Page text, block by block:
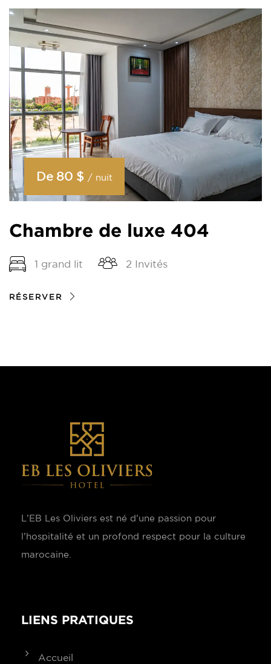
De 80 $ / nuit
Chambre de luxe 404
1 grand lit 2 Invités
RÉSERVER
L’EB Les Oliviers est né d’une passion pour
l’hospitalité et un profond respect pour la culture
marocaine.
LIENS PRATIQUES
Accueil